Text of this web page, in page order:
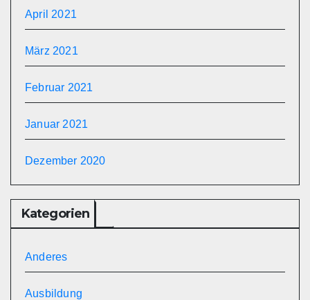
April 2021
März 2021
Februar 2021
Januar 2021
Dezember 2020
Kategorien
Anderes
Ausbildung